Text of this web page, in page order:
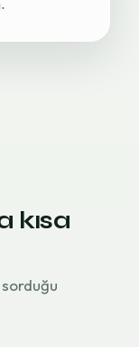
kısa
sorduğu